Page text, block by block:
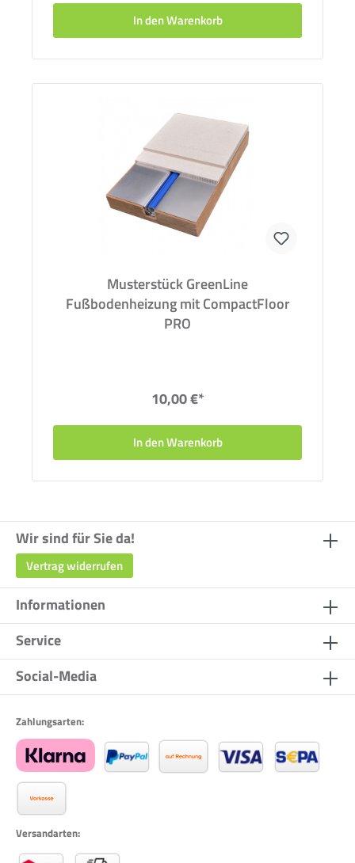
In den Warenkorb
Musterstück GreenLine
Fußbodenheizung mit CompactFloor
PRO
10,00 €*
In den Warenkorb
Wir sind für Sie da!
Vertrag widerrufen
Informationen
Service
Social-Media
Zahlungsarten:
Versandarten: